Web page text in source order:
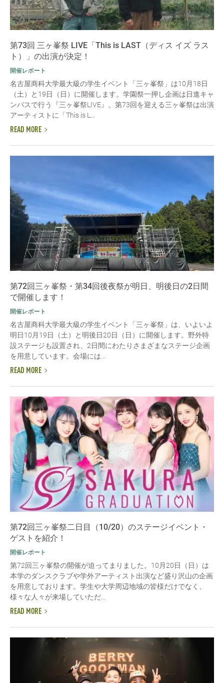
第73回 三ヶ峯祭 LIVE「This is LAST（ディス イズ ラス
ト）」の出演が決定！
開催レポート
名古屋商科大学最大級の学生イベント「三ヶ峯祭」は10月18日
（土）と19日（日）に開催します。学園祭一押し企画は日進キャ
ンパスで行う『三ヶ峯祭LIVE』。第73回を迎える三ヶ峯祭は出演
アーティストに「This is L...
READ MORE
第72回三ヶ峯祭・第34回後夜祭が明日、明後日の2日間
で開催します！
開催レポート
名古屋商科大学最大級の学生イベント「三ヶ峯祭」は、いよいよ
明日10月19日（土）と明後日20日（日）に開催します。野外特
設ステージも設置され、2日間にわたりさまざまなステージ企画
を用意しています。会場には...
READ MORE
第72回三ヶ峯祭二日目（10/20）のステージイベント・
ゲストを紹介！
開催レポート
第72回三ヶ峯祭の開催が迫ってまりました。10月20日（日）は
本学のダンスクラブや学外アーティスト出演など盛り沢山の企画
を用意しております。学生や大学周辺地域の皆様だけでなく、
様々な人々が来場していただ...
READ MORE